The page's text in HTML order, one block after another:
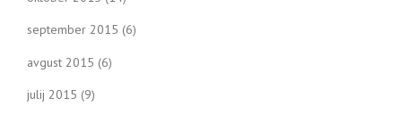
september 2015 (6)
avgust 2015 (6)
julij 2015 (9)